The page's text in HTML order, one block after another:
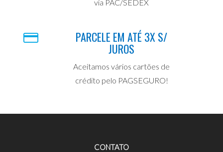
via PAC/SEDEX
PARCELE EM ATÉ 3X S/
JUROS
Aceitamos vários cartões de
crédito pelo PAGSEGURO!
CONTATO